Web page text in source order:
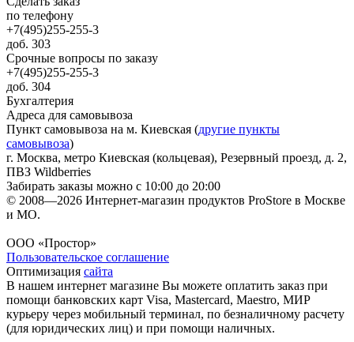
по телефону
+7(495)255-255-3
доб. 303
Срочные вопросы по заказу
+7(495)255-255-3
доб. 304
Бухгалтерия
Адреса для самовывоза
Пункт самовывоза на м. Киевская (другие пункты
самовывоза)
г. Москва, метро Киевская (кольцевая), Резервный проезд, д. 2,
ПВЗ Wildberries
Забирать заказы можно с 10:00 до 20:00
© 2008—2026 Интернет-магазин продуктов ProStore в Москве
и МО.
ООО «Простор»
Пользовательское соглашение
Оптимизация сайта
В нашем интернет магазине Вы можете оплатить заказ при
помощи банковских карт Visa, Mastercard, Maestro, МИР
курьеру через мобильный терминал, по безналичному расчету
(для юридических лиц) и при помощи наличных.